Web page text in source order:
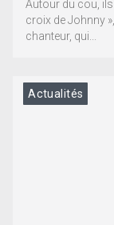
Autour du cou,
croix de Johnny
chanteur, qui...
Actualités